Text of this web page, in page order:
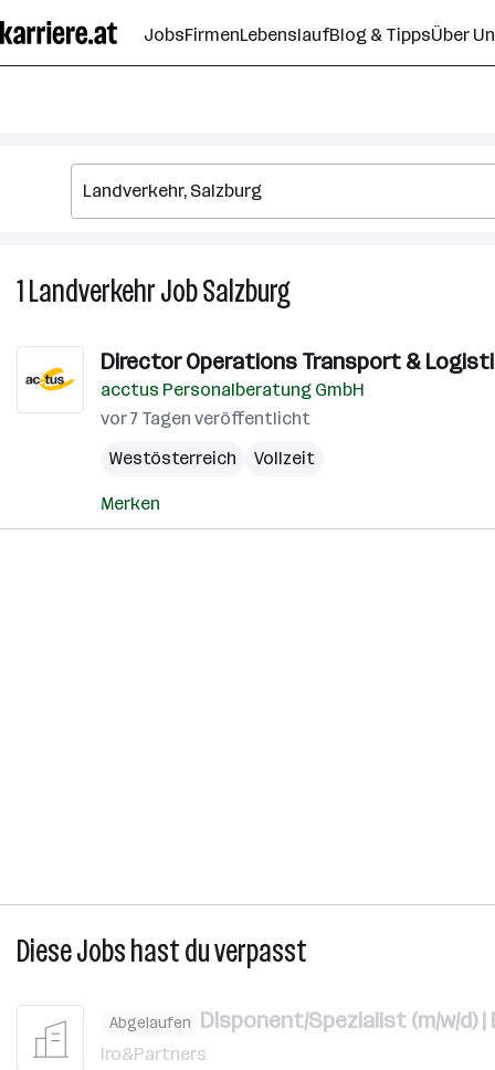
Seiteninhalt
springen
JobsFirmenLebenslaufBlog & TippsÜber
1LandverkehrJobSalzburg1
Landverkehr
in
Salzburg
Director Operations Transport &
acctus Personalberatung GmbH
vor 7 Tagen veröffentlicht
Westösterreich
Vollzeit
Merken
Diese Jobs hast du verpasst
Abgelaufen Disponent/Spezialist (m/w/d)
Iro&Partners